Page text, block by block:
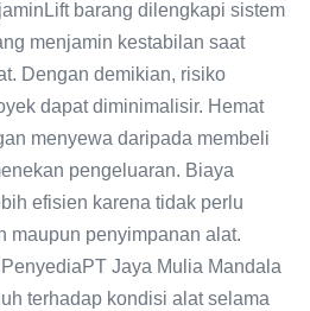
barang dilengkapi sistem
menjamin kestabilan saat
Dengan demikian, risiko
dapat diminimalisir. Hemat
menyewa daripada membeli
pengeluaran. Biaya
efisien karena tidak perlu
maupun penyimpanan alat.
Jaya Mulia Mandala
terhadap kondisi alat selama